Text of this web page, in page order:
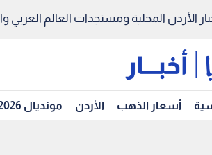
الأردن المحلية ومستجدات العالم العربي
أسعار الذهب الأردن مونديال 2026